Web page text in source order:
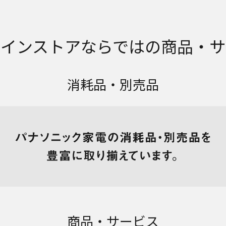
ンストアならではの商品・
消耗品・別売品
商品・サービス